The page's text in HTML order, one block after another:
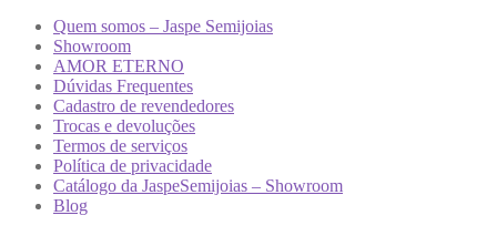
Quem somos – Jaspe Semijoias
Showroom
AMOR ETERNO
Dúvidas Frequentes
Cadastro de revendedores
Trocas e devoluções
Termos de serviços
Política de privacidade
Catálogo da JaspeSemijoias – Showroom
Blog